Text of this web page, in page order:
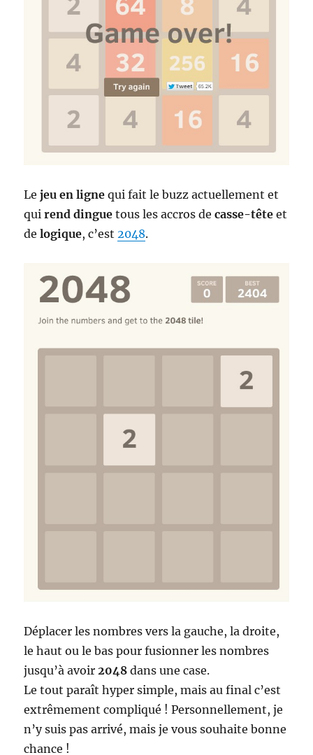
Lejeu en ligne qui fait le buzz actuellement et
quirend dingue tous les accros decasse-tête et
delogique, c’est 2048.
Déplacer les nombres vers la gauche, la droite,
le haut ou le bas pour fusionner les nombres
jusqu’à avoir 2048dans une case.
Le tout paraît hyper simple, mais au final c’est
extrêmement compliqué ! Personnellement, je
n’y suis pas arrivé, mais je vous souhaite bonne
chance !